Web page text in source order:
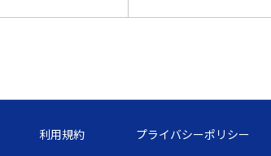
利用規約 プライバシーポリシー